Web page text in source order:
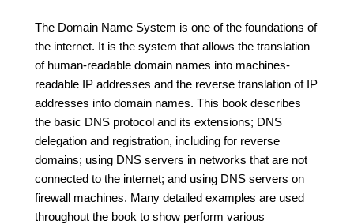
The Domain Name System is one of the foundations of
the internet. It is the system that allows the translation
of human-readable domain names into machines-
readable IP addresses and the reverse translation of IP
addresses into domain names. This book describes
the basic DNS protocol and its extensions; DNS
delegation and registration, including for reverse
domains; using DNS servers in networks that are not
connected to the internet; and using DNS servers on
firewall machines. Many detailed examples are used
throughout the book to show perform various